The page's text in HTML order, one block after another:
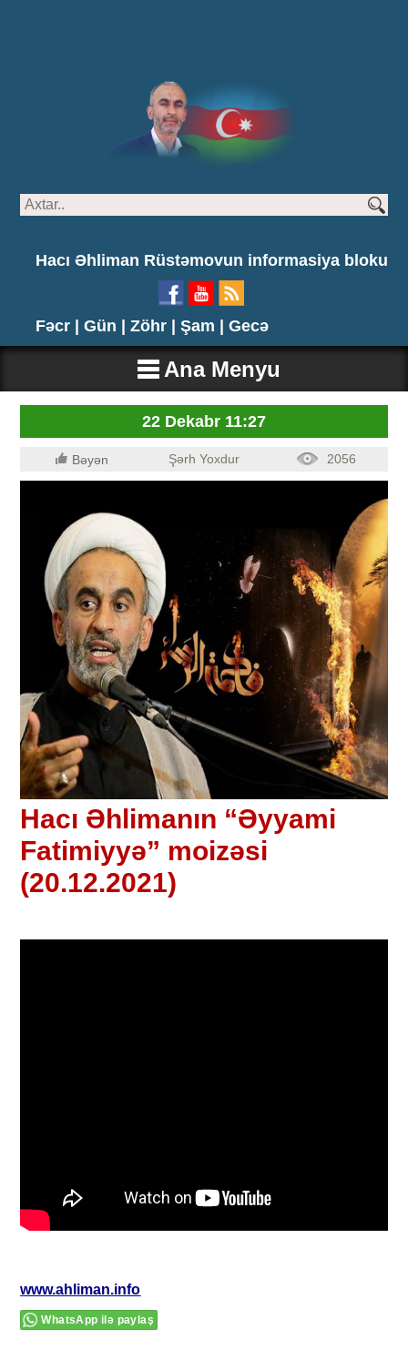
Hacı Əhliman Rüstəmovun informasiya bloku
Fəcr | Gün | Zöhr | Şam | Gecə
Ana Menyu
22 Dekabr 11:27
Bəyən Şərh Yoxdur 2056
Hacı Əhlimanın “Əyyami
Fatimiyyə” moizəsi
(20.12.2021)
www.ahliman.info
WhatsApp ilə paylaş